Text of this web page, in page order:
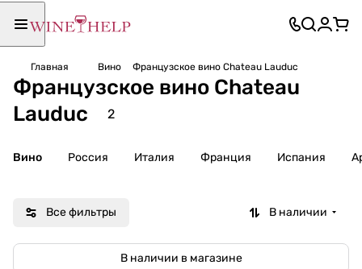
Главная Вино Французское вино Chateau Lauduc
Французское вино Chateau
Lauduc
2
Вино Россия Италия Франция Испания
Все фильтры В наличии
В наличии в магазине